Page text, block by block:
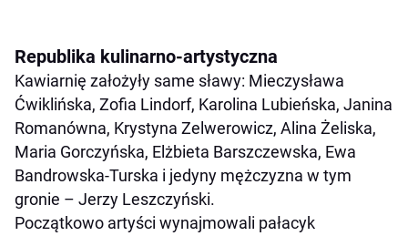
Republika kulinarno-artystyczna
Kawiarnię założyły same sławy: Mieczysława
Ćwiklińska, Zofia Lindorf, Karolina Lubieńska, Janina
Romanówna, Krystyna Zelwerowicz, Alina Żeliska,
Maria Gorczyńska, Elżbieta Barszczewska, Ewa
Bandrowska-Turska i jedyny mężczyzna w tym
gronie – Jerzy Leszczyński.
Początkowo artyści wynajmowali pałacyk